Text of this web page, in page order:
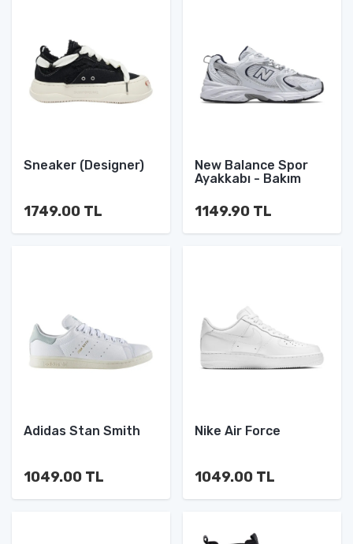
Sneaker (Designer)
1749.00 TL
New Balance Spor
Ayakkabı - Bakım
1149.90 TL
Adidas Stan Smith
1049.00 TL
Nike Air Force
1049.00 TL